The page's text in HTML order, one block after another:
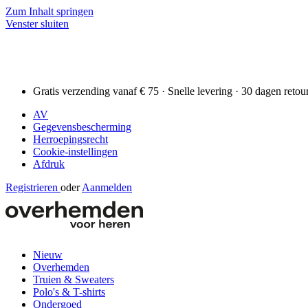
Zum Inhalt springen
Venster sluiten
Gratis verzending vanaf € 75 · Snelle levering · 30 dagen
AV
Gegevensbescherming
Herroepingsrecht
Cookie-instellingen
Afdruk
Registrieren oder Aanmelden
Nieuw
Overhemden
Truien & Sweaters
Polo's & T-shirts
Ondergoed